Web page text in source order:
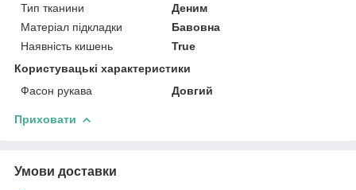
Тип тканини
Деним
Матеріал підкладки
Бавовна
Наявність кишень
True
Користувацькі характеристики
Фасон рукава
Довгий
Приховати
Умови доставки